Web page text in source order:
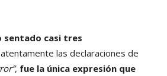
sentado casi tres
las declaraciones de
, fue la única expresión que